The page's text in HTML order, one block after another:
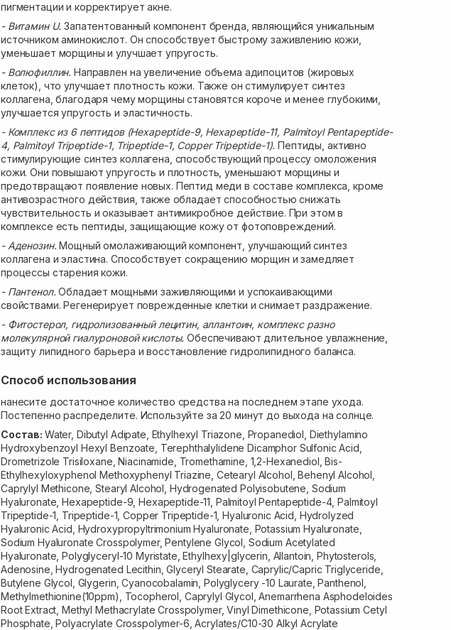
пигментации и корректирует акне.
- Витамин U.Запатентованный компонент бренда, являющийся уникальным
источником аминокислот. Он способствует быстрому заживлению кожи,
уменьшает морщины и улучшает упругость.
- Волюфиллин. Направлен на увеличение объема адипоцитов (жировых
клеток), что улучшает плотность кожи. Также он стимулирует синтез
коллагена, благодаря чему морщины становятся короче и менее глубокими,
улучшается упругость и эластичность.
- Комплекс из 6 пептидов (Hexapeptide-9, Hexapeptide-11, Palmitoyl Pentapeptide-
4, Palmitoyl Tripeptide-1, Tripeptide-1, Copper Tripeptide-1). Пептиды, активно
стимулирующие синтез коллагена, способствующий процессу омоложения
кожи. Они повышают упругость и плотность, уменьшают морщины и
предотвращают появление новых. Пептид меди в составе комплекса, кроме
антивозрастного действия, также обладает способностью снижать
чувствительность и оказывает антимикробное действие. При этом в
комплексе есть пептиды, защищающие кожу от фотоповреждений.
- Аденозин. Мощный омолаживающий компонент, улучшающий синтез
коллагена и эластина. Способствует сокращению морщин и замедляет
процессы старения кожи.
- Пантенол.Обладает мощными заживляющими и успокаивающими
свойствами. Регенерирует поврежденные клетки и снимает раздражение.
- Фитостерол, гидролизованный лецитин, аллантоин, комплекс разно
молекулярной гиалуроновой кислоты. Обеспечивают длительное увлажнение,
защиту липидного барьера и восстановление гидролипидного баланса.
Способ использования
нанесите достаточное количество средства на последнем этапе ухода.
Постепенно распределите. Используйте за 20 минут до выхода на солнце.
Состав: Water, Dibutyl Adipate, Ethylhexyl Triazone, Propanediol, Diethylamino
Hydroxybenzoyl Hexyl Benzoate, Terephthalylidene Dicamphor Sulfonic Acid,
Drometrizole Trisiloxane, Niacinamide, Tromethamine, 1,2-Hexanediol, Bis-
Ethylhexyloxyphenol Methoxyphenyl Triazine, Cetearyl Alcohol, Behenyl Alcohol,
Caprylyl Methicone, Stearyl Alcohol, Hydrogenated Polyisobutene, Sodium
Hyaluronate, Hexapeptide-9, Hexapeptide-11, Palmitoyl Pentapeptide-4, Palmitoyl
Tripeptide-1, Tripeptide-1, Copper Tripeptide-1, Hyaluronic Acid, Hydrolyzed
Hyaluronic Acid, Hydroxypropyltrimonium Hyaluronate, Potassium Hyaluronate,
Sodium Hyaluronate Crosspolymer, Pentylene Glycol, Sodium Acetylated
Hyaluronate, Polyglyceryl-10 Myristate, Ethylhexy|glycerin, Allantoin, Phytosterols,
Adenosine, Hydrogenated Lecithin, Glyceryl Stearate, Caprylic/Capric Triglyceride,
Butylene Glycol, Glygerin, Cyanocobalamin, Polyglycery -10 Laurate, Panthenol,
Methylmethionine(10ppm), Tocopherol, Caprylyl Glycol, Anemarrhena Asphodeloides
Root Extract, Methyl Methacrylate Crosspolymer, Vinyl Dimethicone, Potassium Cetyl
Phosphate, Polyacrylate Crosspolymer-6, Acrylates/C10-30 Alkyl Acrylate